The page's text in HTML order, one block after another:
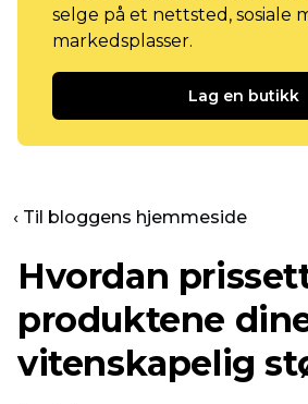
selge på et nettsted, sosiale
markedsplasser.
Lag en butikk
‹ Til bloggens hjemmeside
Hvordan
produktene
vitenskapelig